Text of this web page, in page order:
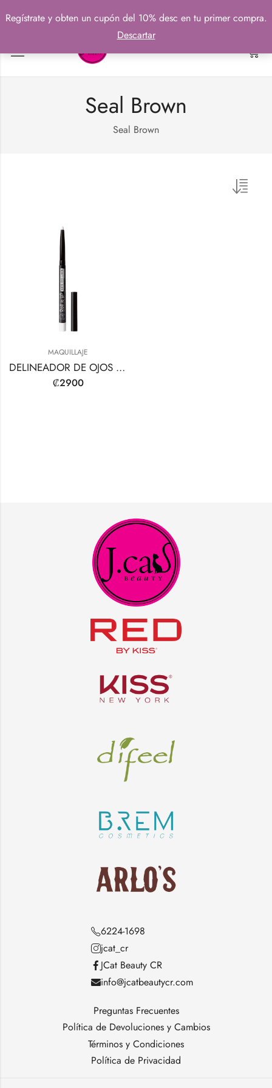
Seal Brown
Seal Brown
MAQUILLAJE
DELINEADOR DE OJOS AUTOMÁTICO ENROLLABLE
₡2900
6224-1698
jcat_cr
JCat Beauty CR
info@jcatbeautycr.com
Preguntas Frecuentes
Política de Devoluciones y Cambios
Términos y Condiciones
Política de Privacidad
Regístrate y obten un cupón del 10% desc en tu primer compra.
Descartar